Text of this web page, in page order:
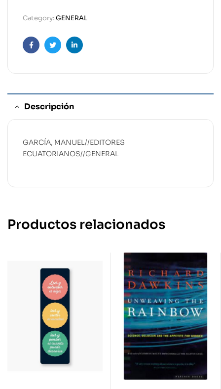
Category:GENERAL
FacebookTwitterLinkedin
Descripción
GARCÍA, MANUEL//EDITORES
ECUATORIANOS//GENERAL
Productos relacionados